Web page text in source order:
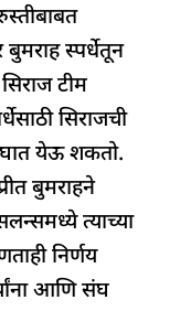
बुमराह स्पर्धेतून
टीम
सिराजची
येऊ शकतो.
बुमराहने
त्याच्या
निर्णय
आणि संघ